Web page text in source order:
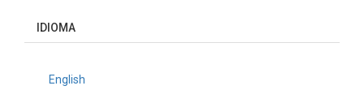
IDIOMA
English